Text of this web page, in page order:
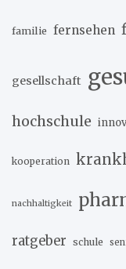
familie fernsehen
gesellschaft
hochschule
kooperation
nachhaltigkeit
ratgeber schule